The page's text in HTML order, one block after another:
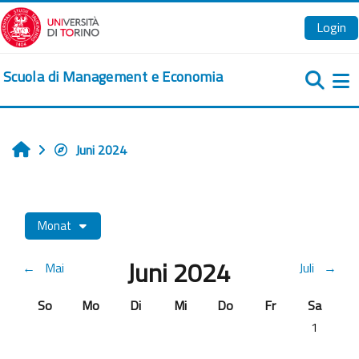
Zum Hauptinhalt
Login
Scuola di Management e Economia
Startseite
Juni 2024
Monat
← Mai Juni 2024 Juli
→
Sonntag
So Montag
Mo Dienstag
Di Mittwoch
Mi Donnerstag
Do Freitag
Fr Samstag
Sa
Keine
1